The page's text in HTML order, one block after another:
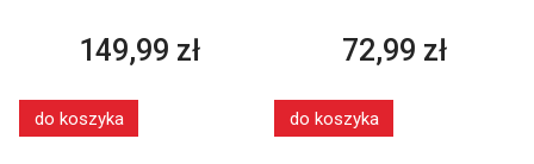
149,99 zł
do koszyka
72,99 zł
do koszyka